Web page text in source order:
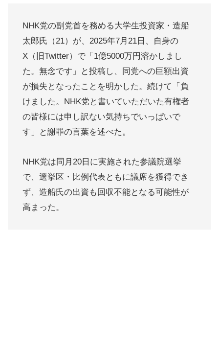
NHK党の副党首を務める大学生投資家・造船
太郎氏（21）が、2025年7月21日、自身の
X（旧Twitter）で「1億5000万円溶かしまし
た。無念です」と投稿し、同党への巨額出資
が損失となったことを明かした。続けて「負
けました。NHK党と書いていただいた有権者
の皆様には申し訳ない気持ちでいっぱいで
す」と謝罪の言葉を述べた。
NHK党は同月20日に実施された参議院選挙
で、選挙区・比例代表ともに議席を獲得でき
ず、造船氏の出資も回収不能となる可能性が
高まった。